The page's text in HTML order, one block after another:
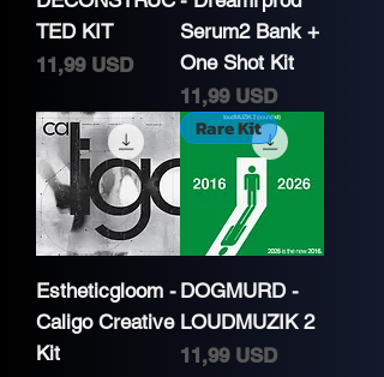
TED KIT
Cena
11,99 USD
Serum2 Bank +
One Shot Kit
Cena
11,99 USD
Estheticgloom -
Caligo Creative
Kit
Rare Kit
DOGMURD -
LOUDMUZIK 2
Cena
11,99 USD